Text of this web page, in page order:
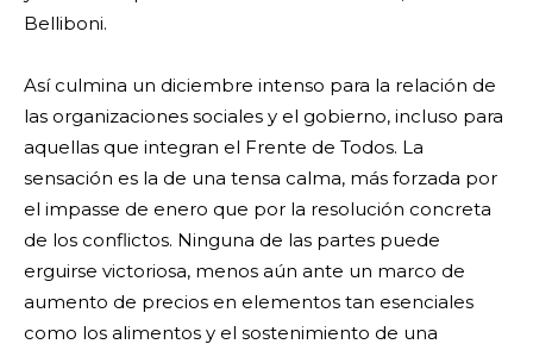
Belliboni.
Así culmina un diciembre intenso para la relación de
las organizaciones sociales y el gobierno, incluso para
aquellas que integran el Frente de Todos. La
sensación es la de una tensa calma, más forzada por
el impasse de enero que por la resolución concreta
de los conflictos. Ninguna de las partes puede
erguirse victoriosa, menos aún ante un marco de
aumento de precios en elementos tan esenciales
como los alimentos y el sostenimiento de una